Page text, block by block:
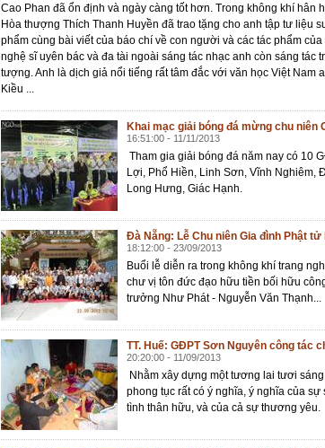
Cao Phan đã ổn định và ngày càng tốt hơn. Trong không khí hân
Hòa thượng Thích Thanh Huyền đã trao tặng cho anh tập tư liệu
phẩm cùng bài viết của báo chí về con người và các tác phẩm
nghệ sĩ uyên bác và đa tài ngoài sáng tác nhạc anh còn sáng tác
tượng. Anh là dịch giả nổi tiếng rất tâm đắc với văn học Việt Nam
Kiều ...
Khai mạc giải bóng đá mừng chu niên
16:51:00 - 11/11/2013
Tham gia giải bóng đá năm nay có 10
Lợi, Phổ Hiền, Linh Sơn, Vĩnh Nghiêm,
Long Hưng, Giác Hạnh.
Đà Nẵng: Lễ Chu niên Gia đình Phật tử
18:12:00 - 23/09/2013
Buổi lễ diễn ra trong không khí trang
chư vị tôn đức đạo hữu tiền bối hữu
trưởng Như Phát - Nguyễn Văn Thạnh...
TT. Huế: GĐPT Sơn Nguyên công tác
20:20:00 - 11/09/2013
Nhằm xây dựng một tương lai tươi
phong tục rất có ý nghĩa, ý nghĩa của
tình thân hữu, và của cả sự thương yêu.